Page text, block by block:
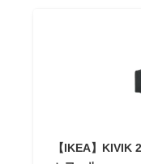
【IKEA】KIVIK